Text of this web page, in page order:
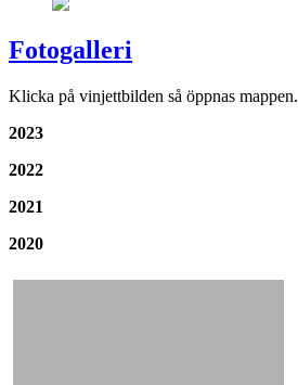
Fotogalleri
Klicka på vinjettbilden så öppnas mappen.
2023
2022
2021
2020